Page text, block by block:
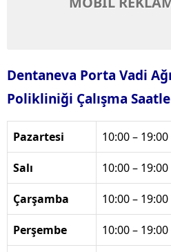
Dentaneva Porta Vadi
Polikliniği Çalışma
Pazartesi 10:00 –
Salı 10:00 –
Çarşamba 10:00 –
Perşembe 10:00 –